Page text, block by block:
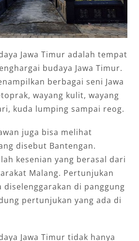
Jawa Timur adalah tempat
budaya Jawa Timur.
berbagai seni Jawa
wayang kulit, wayang
kuda lumping sampai reog.
juga bisa melihat
disebut Bantengan.
kesenian yang berasal dari
Malang. Pertunjukan
diselenggarakan di panggung
pertunjukan yang ada di
Jawa Timur tidak hanya